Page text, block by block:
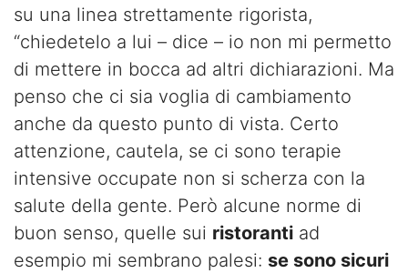
su una linea strettamente rigorista,
“chiedetelo a lui – dice – io non mi permetto
di mettere in bocca ad altri dichiarazioni. Ma
penso che ci sia voglia di cambiamento
anche da questo punto di vista. Certo
attenzione, cautela, se ci sono terapie
intensive occupate non si scherza con la
salute della gente. Però alcune norme di
buon senso, quelle sui ristoranti ad
esempio mi sembrano palesi: se sono sicuri